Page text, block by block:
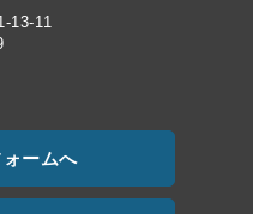
13-11
ームへ